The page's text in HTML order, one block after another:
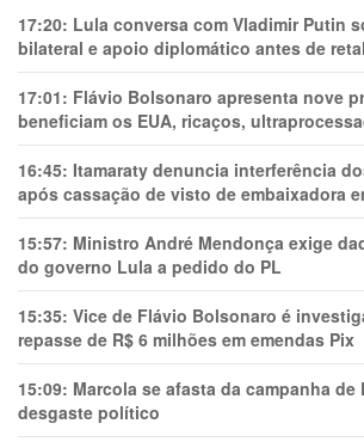
17:20: Lula conversa com Vladimir Putin
bilateral e apoio diplomático antes de
17:01: Flávio Bolsonaro apresenta nove
beneficiam os EUA, ricaços,
16:45: Itamaraty denuncia interferência
após cassação de visto de embaixadora
15:57: Ministro André Mendonça exige
do governo Lula a pedido do PL
15:35: Vice de Flávio Bolsonaro é
repasse de R$ 6 milhões em emendas Pix
15:09: Marcola se afasta da campanha de
desgaste político